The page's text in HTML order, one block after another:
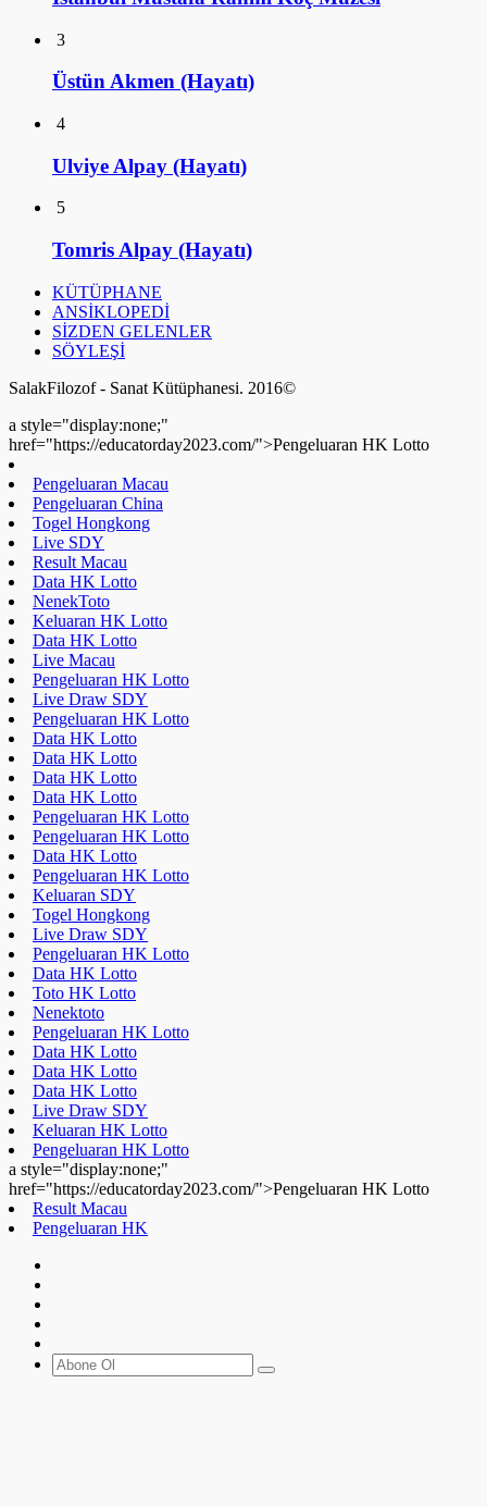
3
Üstün Akmen (Hayatı)
4
Ulviye Alpay (Hayatı)
5
Tomris Alpay (Hayatı)
KÜTÜPHANE
ANSİKLOPEDİ
SİZDEN GELENLER
SÖYLEŞİ
SalakFilozof - Sanat Kütüphanesi. 2016©
a style="display:none;"
href="https://educatorday2023.com/">Pengeluaran HK Lotto
Pengeluaran Macau
Pengeluaran China
Togel Hongkong
Live SDY
Result Macau
Data HK Lotto
NenekToto
Keluaran HK Lotto
Data HK Lotto
Live Macau
Pengeluaran HK Lotto
Live Draw SDY
Pengeluaran HK Lotto
Data HK Lotto
Data HK Lotto
Data HK Lotto
Data HK Lotto
Pengeluaran HK Lotto
Pengeluaran HK Lotto
Data HK Lotto
Pengeluaran HK Lotto
Keluaran SDY
Togel Hongkong
Live Draw SDY
Pengeluaran HK Lotto
Data HK Lotto
Toto HK Lotto
Nenektoto
Pengeluaran HK Lotto
Data HK Lotto
Data HK Lotto
Data HK Lotto
Live Draw SDY
Keluaran HK Lotto
Pengeluaran HK Lotto
a style="display:none;"
href="https://educatorday2023.com/">Pengeluaran HK Lotto
Result Macau
Pengeluaran HK